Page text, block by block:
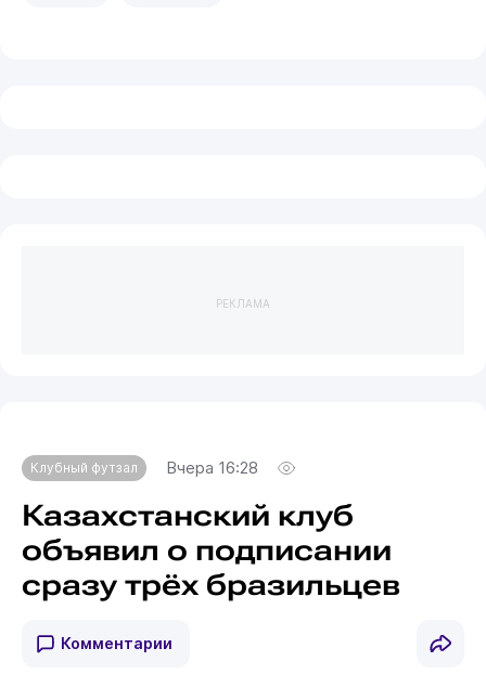
РЕКЛАМА
Клубный футзал Вчера 16:28
Казахстанский клуб
объявил о подписании
сразу трёх бразильцев
Комментарии